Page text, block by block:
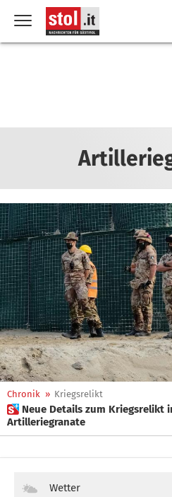
Chronik » Kriegsrelikt
 Neue Details zum Kriegsrelikt im Passeiertal: Eine
Artilleriegranate
Wetter